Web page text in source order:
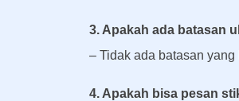
3. Apakah ada batasan
– Tidak ada batasan
4. Apakah bisa pesan